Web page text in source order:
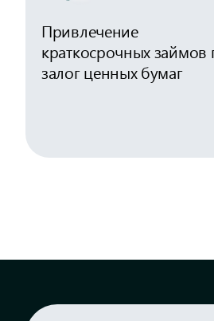
Привлечение
краткосрочных займов
залог ценных бумаг